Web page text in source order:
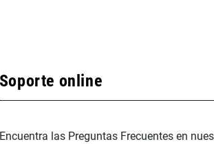
Soporte online
Encuentra las Preguntas Frecuentes en